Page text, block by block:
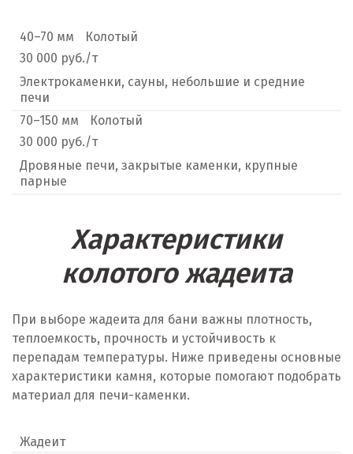
40–70 мм
Колотый
30 000 руб./т
Электрокаменки, сауны, небольшие и средние
печи
70–150 мм
Колотый
30 000 руб./т
Дровяные печи, закрытые каменки, крупные
парные
Характеристики
колотого жадеита
При выборе жадеита для бани важны плотность,
теплоемкость, прочность и устойчивость к
перепадам температуры. Ниже приведены основные
характеристики камня, которые помогают подобрать
материал для печи-каменки.
Жадеит